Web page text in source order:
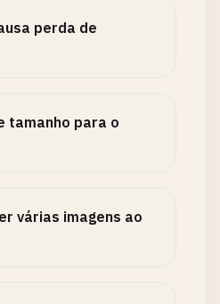
perda de
tamanho para o
várias imagens ao